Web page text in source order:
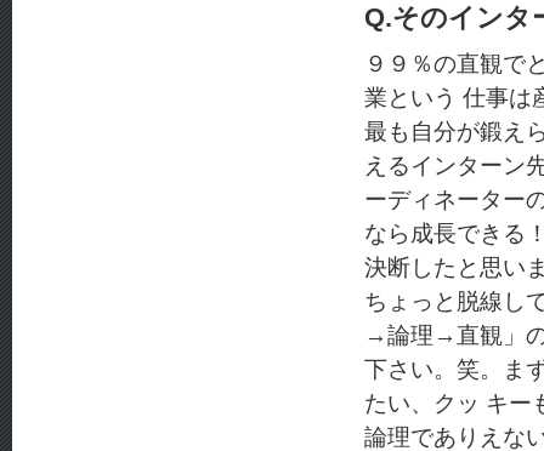
Q.そのインタ
９９％の直観で
業という 仕事は
最も自分が鍛え
えるインターン
ーディネーター
なら成長できる
決断したと思い
ちょっと脱線し
→論理→直観」の
下さい。笑。ま
たい、クッ キー
論理でありえな